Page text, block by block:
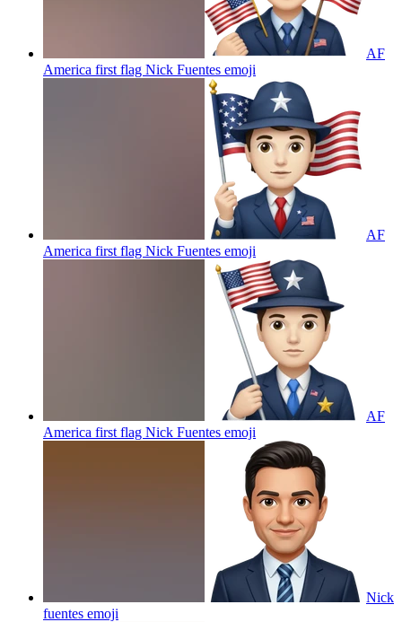
AF
America first flag Nick Fuentes emoji
AF
America first flag Nick Fuentes emoji
AF
America first flag Nick Fuentes emoji
Nick
fuentes emoji